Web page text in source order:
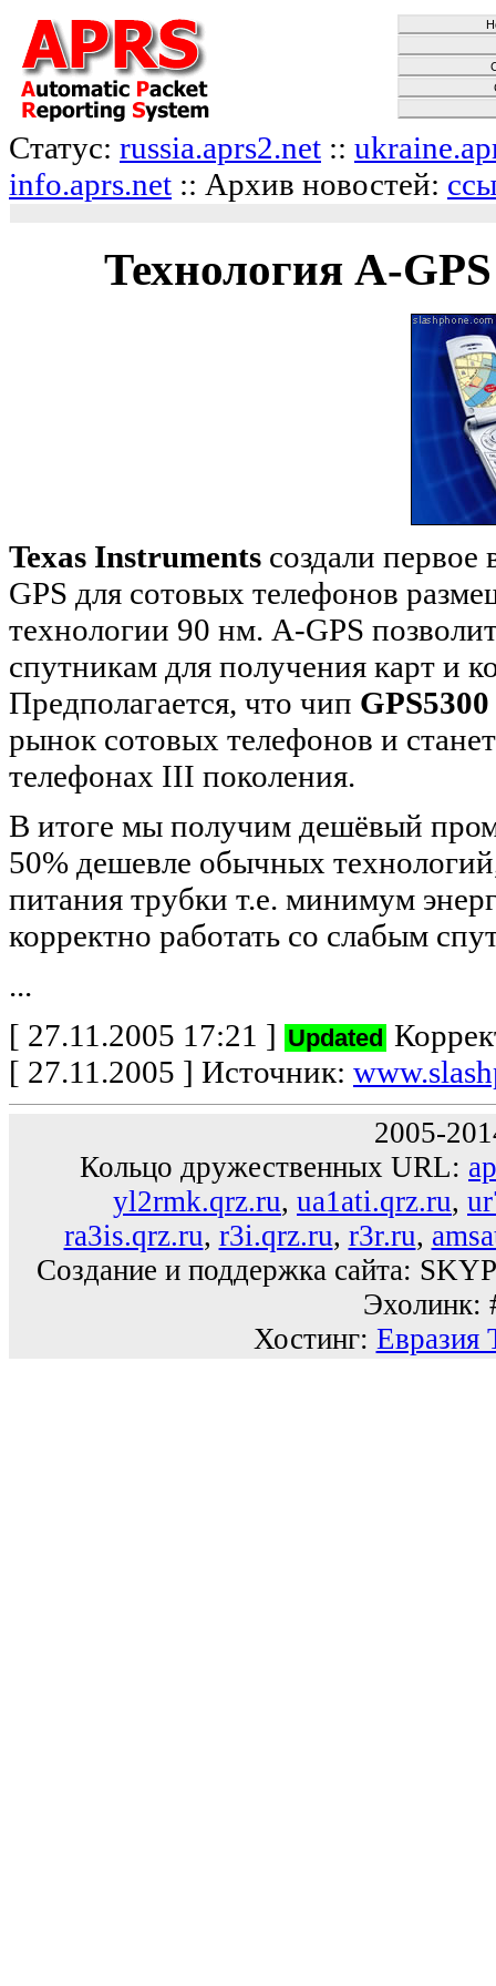
Статус: russia.aprs2.net ::
info.aprs.net :: Архив новостей:
Технология A-
Texas Instruments создали
GPS для сотовых телефонов
технологии 90 нм. A-GPS
спутникам для получения карт и
Предполагается, что чип
рынок сотовых телефонов и
телефонах III поколения.
В итоге мы получим дешёвый
50% дешевле обычных
питания трубки т.е. минимум
корректно работать со слабым
...
[ 27.11.2005 17:21 ] Updated
[ 27.11.2005 ] Источник:
2005-
Кольцо дружественных URL:
yl2rmk.qrz.ru, ua1ati.qrz.ru,
ra3is.qrz.ru, r3i.qrz.ru, r3r.ru,
Создание и поддержка сайта:
Эхолинк:
Хостинг: Евразия